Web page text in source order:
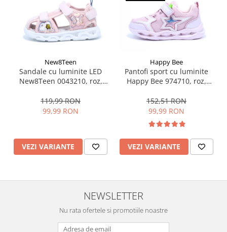
New8Teen
Sandale cu luminite LED
New8Teen 0043210, roz,
119,99 RON
99,99 RON
VEZI VARIANTE
Happy Bee
Pantofi sport cu luminite
Happy Bee 974710, roz,
152,51 RON
99,99 RON
VEZI VARIANTE
NEWSLETTER
Nu rata ofertele si promotiile noastre